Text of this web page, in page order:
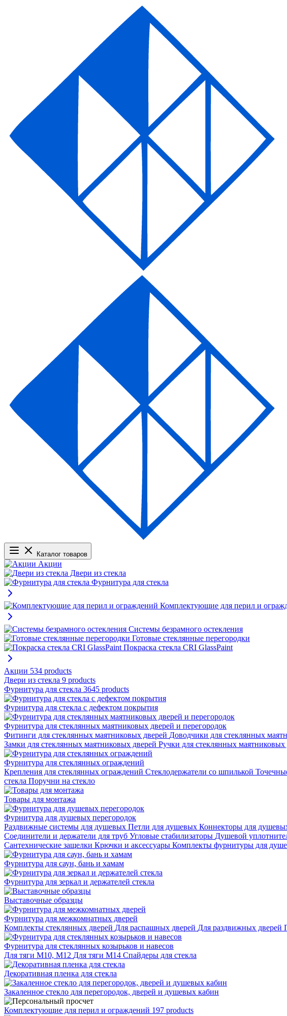
Каталог товаров
Акции
Двери из стекла
Фурнитура для стекла
Комплектующие для перил и
Системы безрамного остекления
Готовые стеклянные перегородки
Покраска стекла CRI GlassPaint
Акции 534 products
Двери из стекла 9 products
Фурнитура для стекла 3645 products
Фурнитура для стекла с дефектом покрытия
Фурнитура для стеклянных маятниковых дверей и перегородок
Фитинги для стеклянных маятниковых дверей Доводчики для стеклянных
Замки для стеклянных маятниковых дверей Ручки для стеклянных маятниковых
Фурнитура для стеклянных ограждений
Крепления для стеклянных ограждений Стеклодержатели со шпилькой
стекла Поручни на стекло
Товары для монтажа
Фурнитура для душевых перегородок
Раздвижные системы для душевых Петли для душевых Коннекторы для
Соединители и держатели для труб Угловые стабилизаторы Душевой
Сантехнические защелки Крючки и аксессуары Комплекты фурнитуры для
Фурнитура для саун, бань и хамам
Фурнитура для зеркал и держателей стекла
Выставочные образцы
Фурнитура для межкомнатных дверей
Комплекты стеклянных дверей Для распашных дверей Для раздвижных дверей
Фурнитура для стеклянных козырьков и навесов
Для тяги М10, М12 Для тяги М14 Спайдеры для стекла
Декоративная пленка для стекла
Закаленное стекло для перегородок, дверей и душевых кабин
Комплектующие для перил и ограждений 197 products